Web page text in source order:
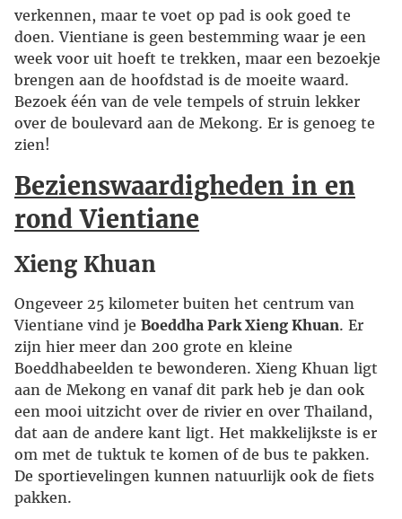
verkennen, maar te voet op pad is ook goed te
doen. Vientiane is geen bestemming waar je een
week voor uit hoeft te trekken, maar een bezoekje
brengen aan de hoofdstad is de moeite waard.
Bezoek één van de vele tempels of struin lekker
over de boulevard aan de Mekong. Er is genoeg te
zien!
Bezienswaardigheden in en
rond Vientiane
Xieng Khuan
Ongeveer 25 kilometer buiten het centrum van
Vientiane vind je Boeddha Park Xieng Khuan. Er
zijn hier meer dan 200 grote en kleine
Boeddhabeelden te bewonderen. Xieng Khuan ligt
aan de Mekong en vanaf dit park heb je dan ook
een mooi uitzicht over de rivier en over Thailand,
dat aan de andere kant ligt. Het makkelijkste is er
om met de tuktuk te komen of de bus te pakken.
De sportievelingen kunnen natuurlijk ook de fiets
pakken.